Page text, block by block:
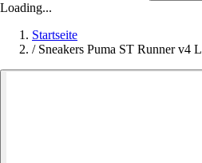
Loading...
Startseite
/ Sneakers Puma ST Runner v4 L